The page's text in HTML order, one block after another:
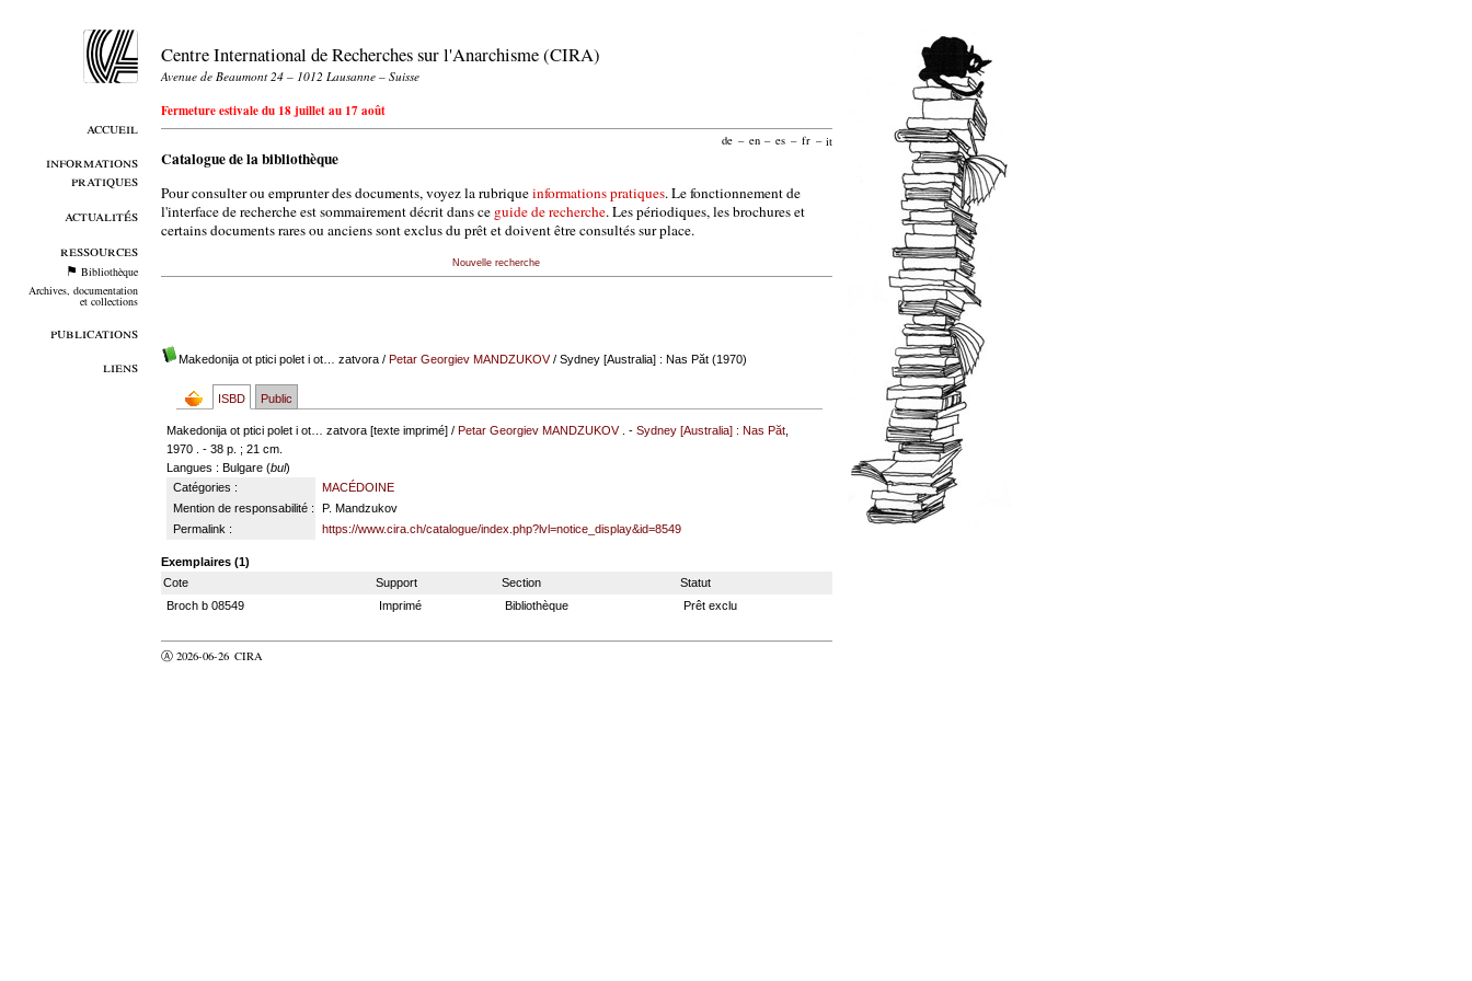
accueil
informations
pratiques
actualités
ressources
Bibliothèque
Archives, documentation
et collections
publications
liens
Centre International de Recherches sur l'Anarchisme (CIRA)
Avenue de Beaumont 24 – 1012 Lausanne – Suisse
Fermeture estivale du 18 juillet au 17 août
de – en – es – fr – it
Catalogue de la bibliothèque
Pour consulter ou emprunter des documents, voyez la rubriqueinformations pratiques. Le fonctionnement de
l'interface de recherche est sommairement décrit dans ce guide de recherche. Les périodiques, les brochures et
certains documents rares ou anciens sont exclus du prêt et doivent être consultés sur place.
Nouvelle recherche
Makedonija ot ptici polet i ot… zatvora/ Petar Georgiev MANDZUKOV/ Sydney [Australia] : Nas Păt (1970)
ISBD Public
Makedonija ot ptici polet i ot… zatvora [texte imprimé] /Petar Georgiev MANDZUKOV. -Sydney [Australia] : Nas Păt
1970 . - 38 p. ; 21 cm.
Langues : Bulgare (bul)
Catégories :
MACÉDOINE
Mention de responsabilité :
P. Mandzukov
Permalink :
https://www.cira.ch/catalogue/index.php?lvl=notice_display&id=8549
Exemplaires (1)
Cote
Support Section
Statut
Broch b 08549
Imprimé Bibliothèque Prêt exclu
Ⓐ 2026-06-26 CIRA